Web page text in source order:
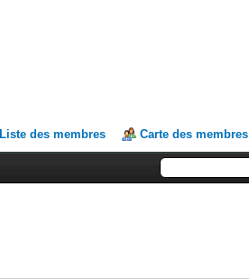
Liste des membres Carte des membres